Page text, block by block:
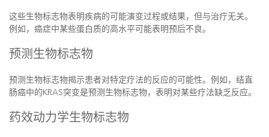
这些生物标志物表明疾病的可能演变过程或结果，但与治疗无关。
例如，癌症中某些蛋白质的高水平可能表明预后不良。
预测生物标志物
预测生物标志物揭示患者对特定疗法的反应的可能性。例如，结直
肠癌中的KRAS突变是预测生物标志物，表明对某些疗法缺乏反应。
药效动力学生物标志物